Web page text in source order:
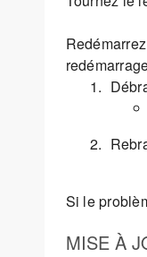
Si le
MISE À